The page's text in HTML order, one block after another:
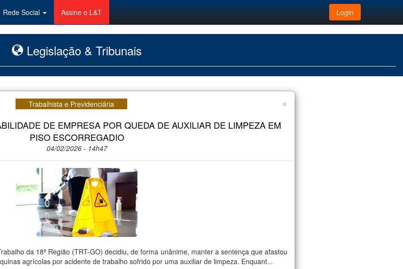
Rede Social Assine o L&T Login
Legislação & Tribunais
×
Trabalhista e Previdenciária
DE EMPRESA POR QUEDA DE AUXILIAR DE LIMPEZA EM
PISO ESCORREGADIO
04/02/2026 - 14h47
da 18ª Região (TRT-GO) decidiu, de forma unânime, manter a sentença que afastou
agrícolas por acidente de trabalho sofrido por uma auxiliar de limpeza. Enquant...